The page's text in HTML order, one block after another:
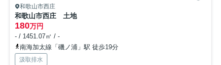
和歌山市西庄
和歌山市西庄 土地
180万円
- / 1451.07㎡ / -
南海加太線「磯ノ浦」駅 徒歩19分
汲取排水